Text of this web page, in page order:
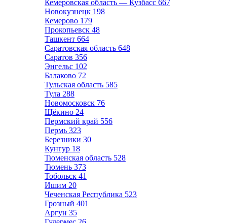
Кемеровская область — Кузбасс 667
Новокузнецк 198
Кемерово 179
Прокопьевск 48
Ташкент 664
Саратовская область 648
Саратов 356
Энгельс 102
Балаково 72
Тульская область 585
Тула 288
Новомосковск 76
Щёкино 24
Пермский край 556
Пермь 323
Березники 30
Кунгур 18
Тюменская область 528
Тюмень 373
Тобольск 41
Ишим 20
Чеченская Республика 523
Грозный 401
Аргун 35